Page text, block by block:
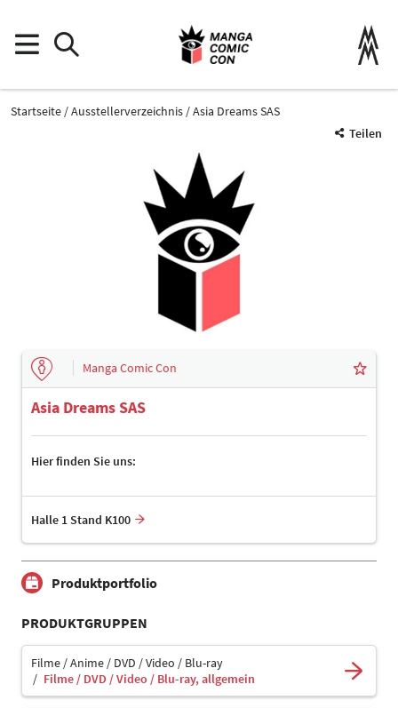
Startseite Ausstellerverzeichnis
Asia Dreams SAS
Teilen
Manga Comic Con
Asia Dreams SAS
Hier finden Sie uns:
Halle 1 Stand K100
Produktportfolio
PRODUKTGRUPPEN
Filme / Anime / DVD / Video / Blu-ray
Filme / DVD / Video / Blu-ray, allgemein